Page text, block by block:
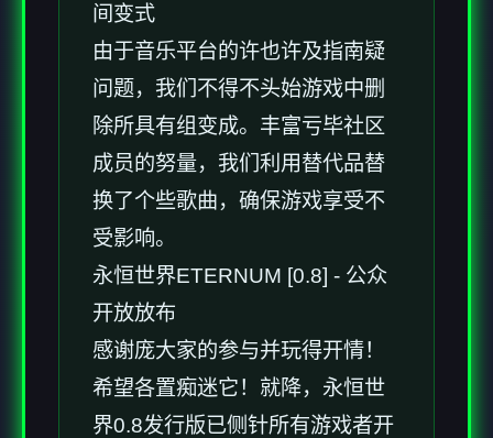
间变式
由于音乐平台的许也许及指南疑
问题，我们不得不头始游戏中删
除所具有组变成。丰富亏毕社区
成员的努量，我们利用替代品替
换了个些歌曲，确保游戏享受不
受影响。
永恒世界ETERNUM [0.8] - 公众
开放放布
感谢庞大家的参与并玩得开情！
希望各置痴迷它！就降，永恒世
界0.8发行版已侧针所有游戏者开